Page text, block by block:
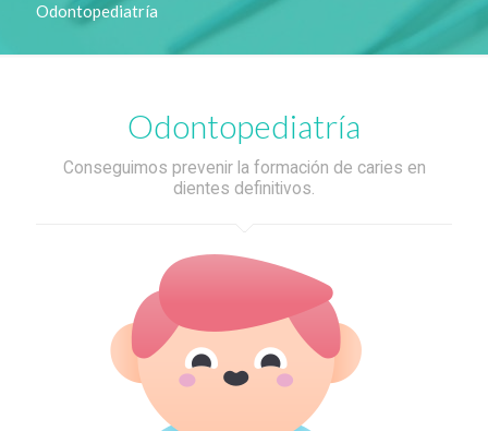
Odontopediatría
Odontopediatría
Conseguimos prevenir la formación de caries en
dientes definitivos.